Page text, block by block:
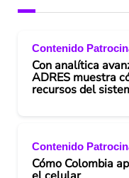
Contenido
Con analítica
ADRES muestra
recursos del
Contenido
Cómo Colombia